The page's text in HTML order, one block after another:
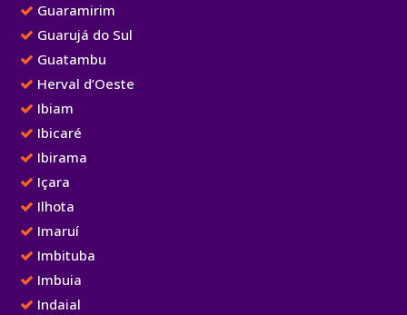
Guaramirim
Guarujá do Sul
Guatambu
Herval d’Oeste
Ibiam
Ibicaré
Ibirama
Içara
Ilhota
Imaruí
Imbituba
Imbuia
Indaial